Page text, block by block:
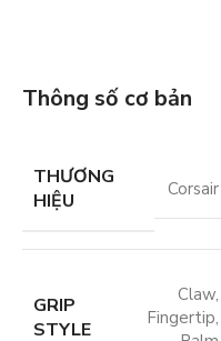
Thông số cơ bản
THƯƠNG
HIỆU
Corsair
GRIP
STYLE
Claw,
Fingertip,